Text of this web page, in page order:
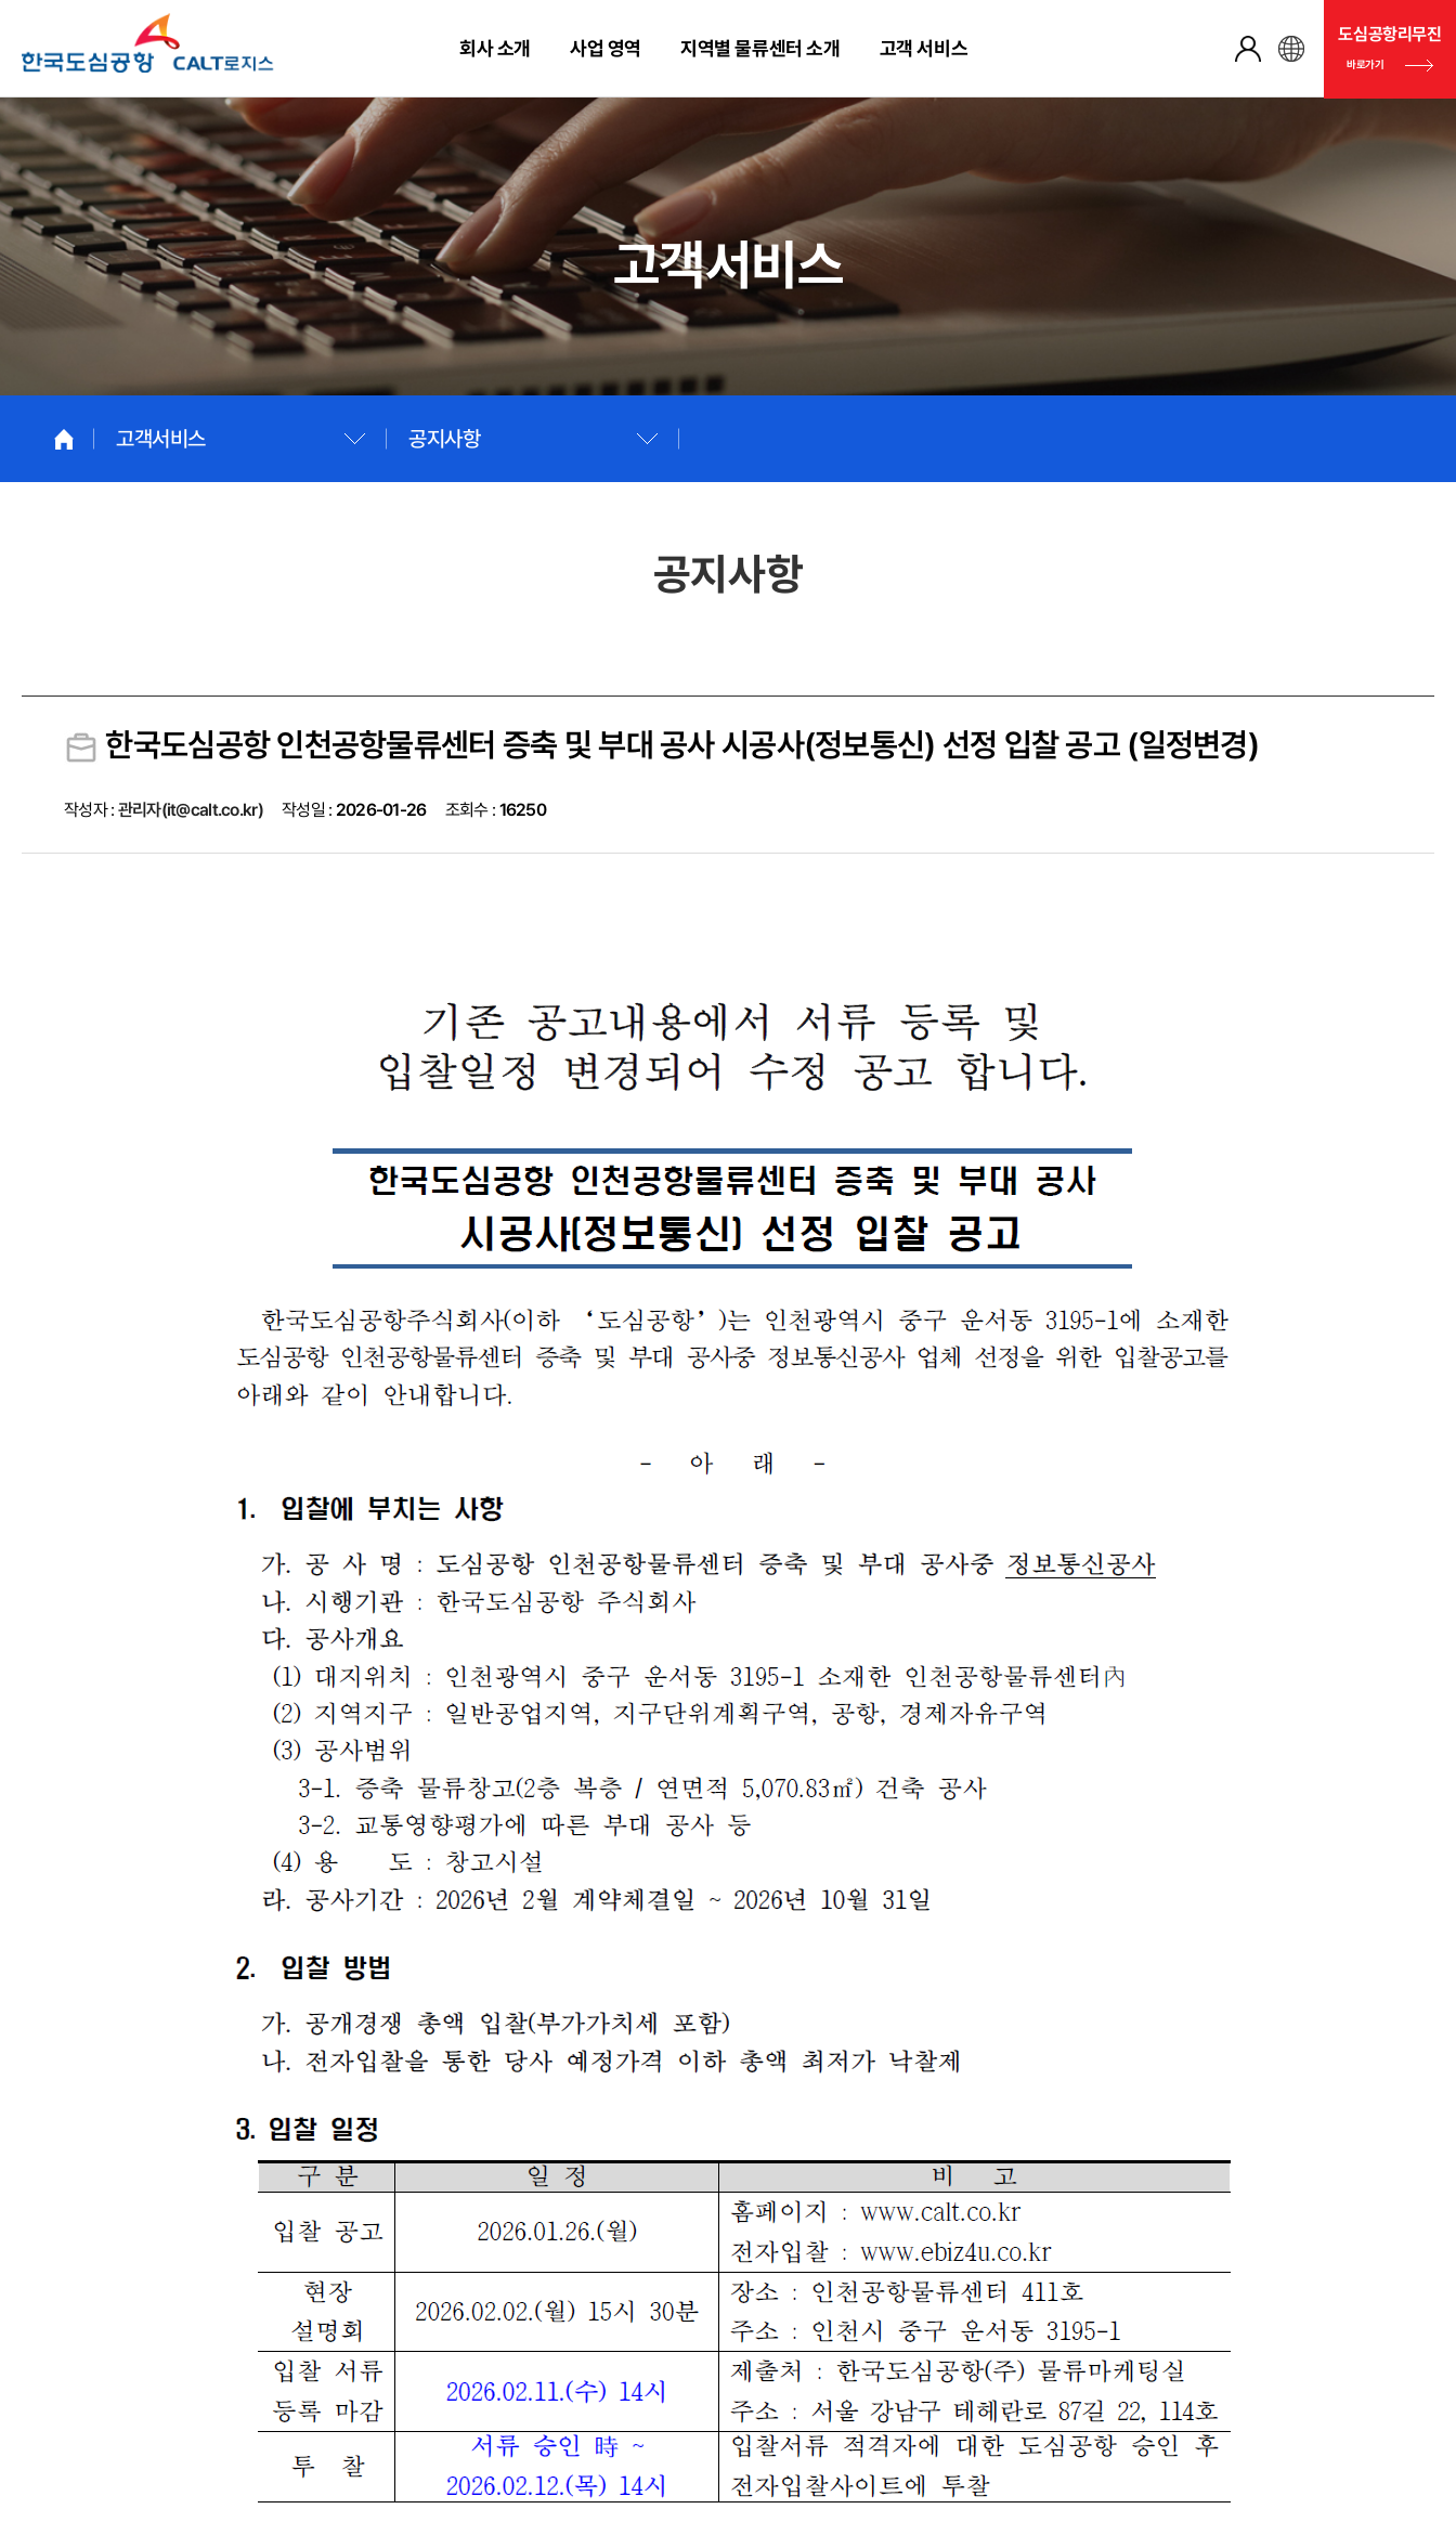
도심공항리무진
바로가기
회사 소개 사업 영역 지역별 물류센터 소개 고객 서비스
고객서비스
고객서비스 공지사항
공지사항
한국도심공항 인천공항물류센터 증축 및 부대 공사 시공사(정보통신) 선정 입찰 공고 (일정변경)
작성자 : 관리자(it@calt.co.kr) 작성일 : 2026-01-26 조회수 : 16250